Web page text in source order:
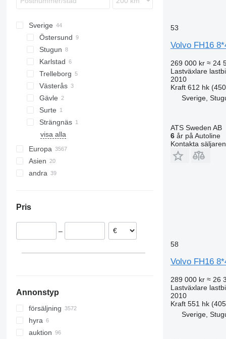
FL619
FM 420
FM 430
FM 440
FM 450
FM 460
FM 480
FM 500
Sverige
Östersund
Stugun
Karlstad
Trelleborg
Västerås
Gävle
Surte
Strängnäs
visa alla
Europa
Nederländerna
Polen
Tyskland
Estland
Asien
Turkiet
Georgien
andra
Peru
Marocko
Pris
–
Annonstyp
försäljning
hyra
auktion
53
Volvo FH16
269 000 kr ≈ 24
Lastväxlare
2010
Kraft 612 hk
Sverige,
ATS Sweden AB
6år på Autoline
Kontakta säljaren
58
Volvo FH16
289 000 kr ≈ 26
Lastväxlare
2010
Kraft 551 hk
Sverige,